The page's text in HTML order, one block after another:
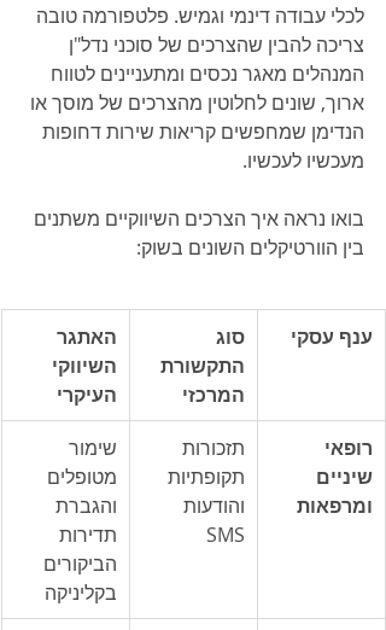
לכלי עבודה דינמי וגמיש. פלטפורמה טובה
צריכה להבין שהצרכים של סוכני נדל"ן
המנהלים מאגר נכסים ומתעניינים לטווח
ארוך, שונים לחלוטין מהצרכים של מוסך או
הנדימן שמחפשים קריאות שירות דחופות
מעכשיו לעכשיו.
בואו נראה איך הצרכים השיווקיים משתנים
בין הוורטיקלים השונים בשוק:
ענף עסקי
סוג
התקשורת
המרכזי
האתגר
השיווקי
העיקרי
רופאי
שיניים
ומרפאות
תזכורות
תקופתיות
והודעות
SMS
שימור
מטופלים
והגברת
תדירות
הביקורים
בקליניקה